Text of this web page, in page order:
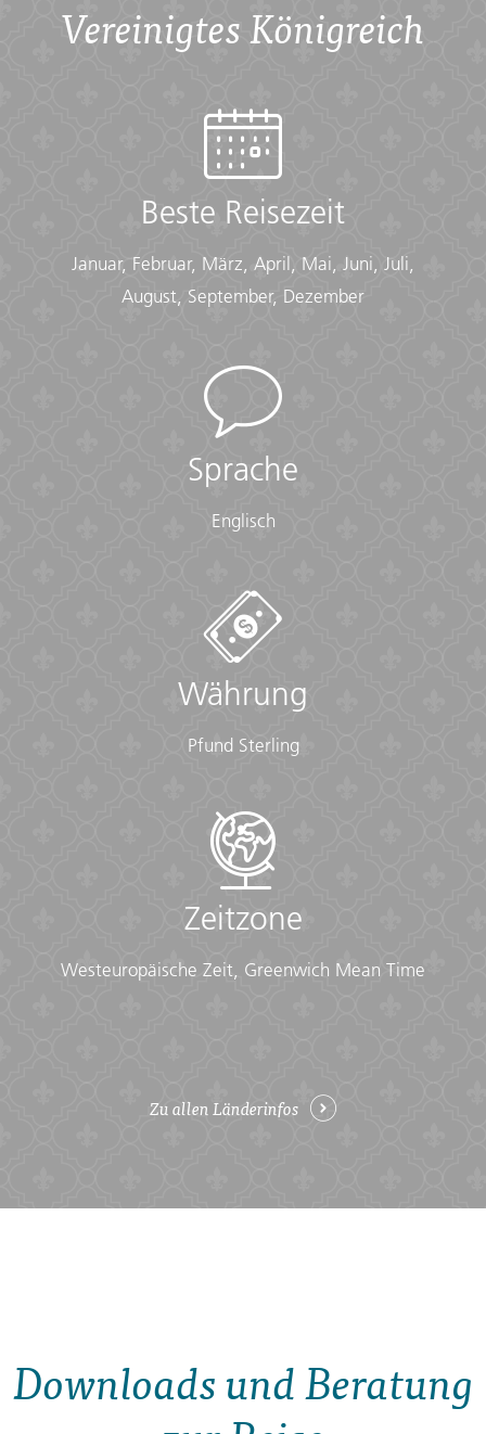
Vereinigtes Königreich
Beste Reisezeit
Januar, Februar, März, April, Mai, Juni, Juli,
August, September, Dezember
Sprache
Englisch
Währung
Pfund Sterling
Zeitzone
Westeuropäische Zeit, Greenwich Mean Time
Zu allen Länderinfos
Downloads und Beratung